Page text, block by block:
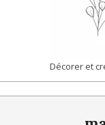
|
Décorer et